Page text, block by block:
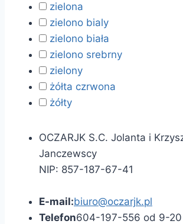
zielona
zielono bialy
zielono biała
zielono srebrny
zielony
żółta czrwona
żółty
OCZARJK S.C. Jolanta i
Janczewscy
NIP: 857-187-67-41
E-mail:biuro@oczarjk.pl
Telefon604-197-556 od 9-20